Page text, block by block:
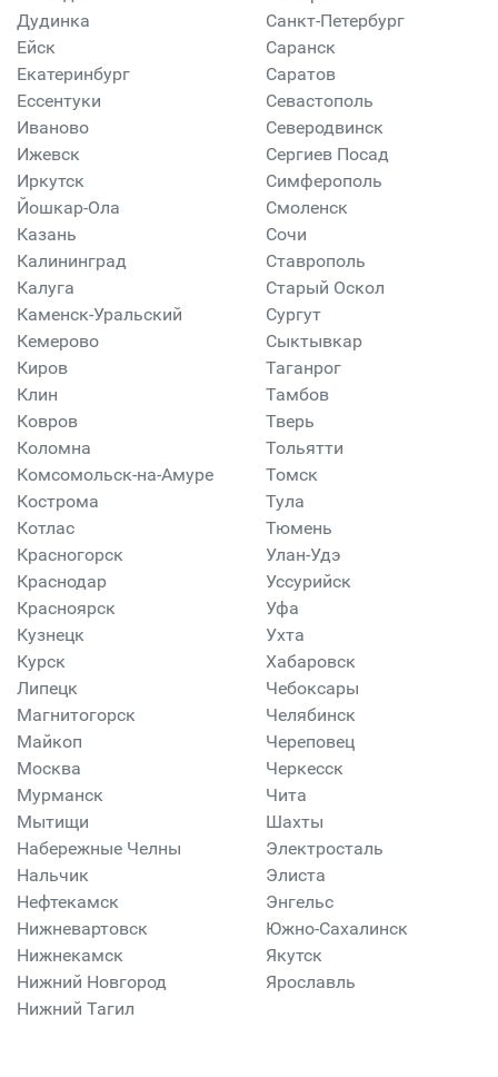
Дудинка
Ейск
Екатеринбург
Ессентуки
Иваново
Ижевск
Иркутск
Йошкар-Ола
Казань
Калининград
Калуга
Каменск-Уральский
Кемерово
Киров
Клин
Ковров
Коломна
Комсомольск-на-Амуре
Кострома
Котлас
Красногорск
Краснодар
Красноярск
Кузнецк
Курск
Липецк
Магнитогорск
Майкоп
Москва
Мурманск
Мытищи
Набережные Челны
Нальчик
Нефтекамск
Нижневартовск
Нижнекамск
Нижний Новгород
Нижний Тагил
Санкт-Петербург
Саранск
Саратов
Севастополь
Северодвинск
Сергиев Посад
Симферополь
Смоленск
Сочи
Ставрополь
Старый Оскол
Сургут
Сыктывкар
Таганрог
Тамбов
Тверь
Тольятти
Томск
Тула
Тюмень
Улан-Удэ
Уссурийск
Уфа
Ухта
Хабаровск
Чебоксары
Челябинск
Череповец
Черкесск
Чита
Шахты
Электросталь
Элиста
Энгельс
Южно-Сахалинск
Якутск
Ярославль